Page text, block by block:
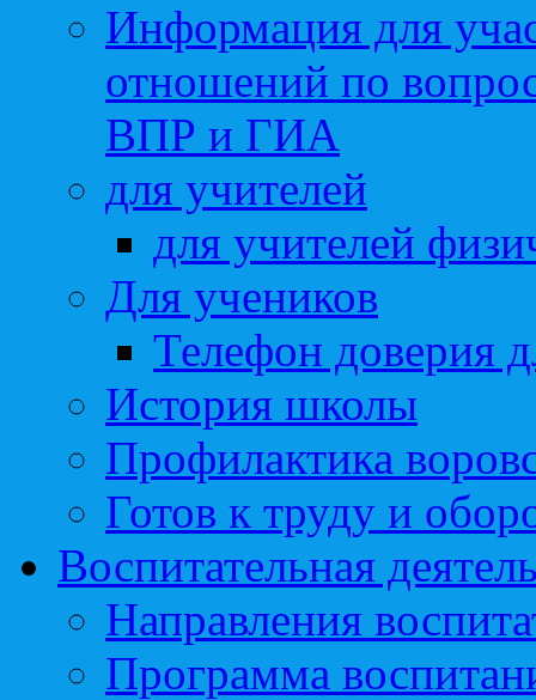
Информация для
отношений по
ВПР и ГИА
для учителей
для учителей
Для учеников
Телефон доверия
История школы
Профилактика
Готов к труду и
Воспитательная
Направления
Программа